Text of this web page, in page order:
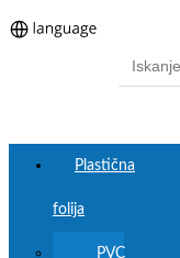
Plastična
folija
PVC